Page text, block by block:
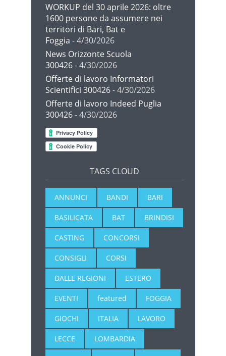
WORKUP del 30 aprile 2026: oltre
1600 persone da assumere nei
territori di Bari, Bat e
Foggia - 4/30/2026
News Orizzonte Scuola
300426- 4/30/2026
Offerte di lavoro Informatori
Scientifici 300426- 4/30/2026
Offerte di lavoro Indeed Puglia
300426- 4/30/2026
TAGS CLOUD
ANNUNCI BANDI BARI
BASILICATA BAT BRINDISI
CASTING CONCORSI
CONSIGLI CORSI
DALLE REGIONI ESTERO
EVENTI featured FOGGIA
GIOCHI ITALIA LAVORO
LECCE LOMBARDIA